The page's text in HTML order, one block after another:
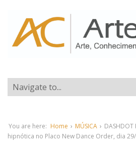
You are here: Home › MÚSICA › DASHDOT
hipnótica no Placo New Dance Order, dia